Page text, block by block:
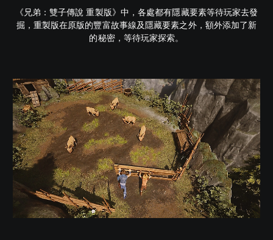
《兄弟：雙子傳說 重製版》中，各處都有隱藏要素等待玩家去發
掘，重製版在原版的豐富故事線及隱藏要素之外，額外添加了新
的秘密，等待玩家探索。